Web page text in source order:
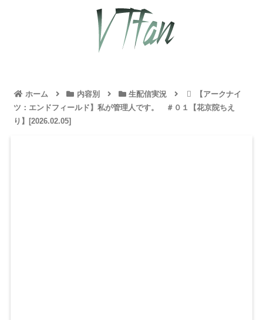
ホーム 内容別 生配信実況
【アークナイ
ツ：エンドフィールド】私が管理人です。 ＃０１【花京院ちえ
り】[2026.02.05]